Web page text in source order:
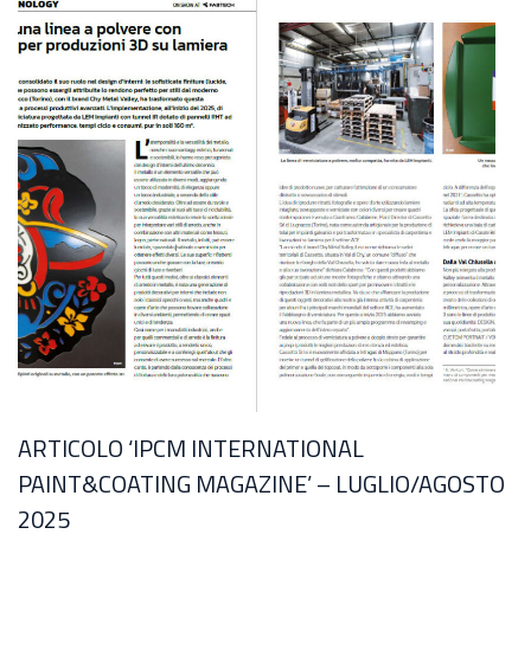
ARTICOLO ‘IPCM INTERNATIONAL
PAINT&COATING MAGAZINE’ – LUGLIO/AGOSTO
2025